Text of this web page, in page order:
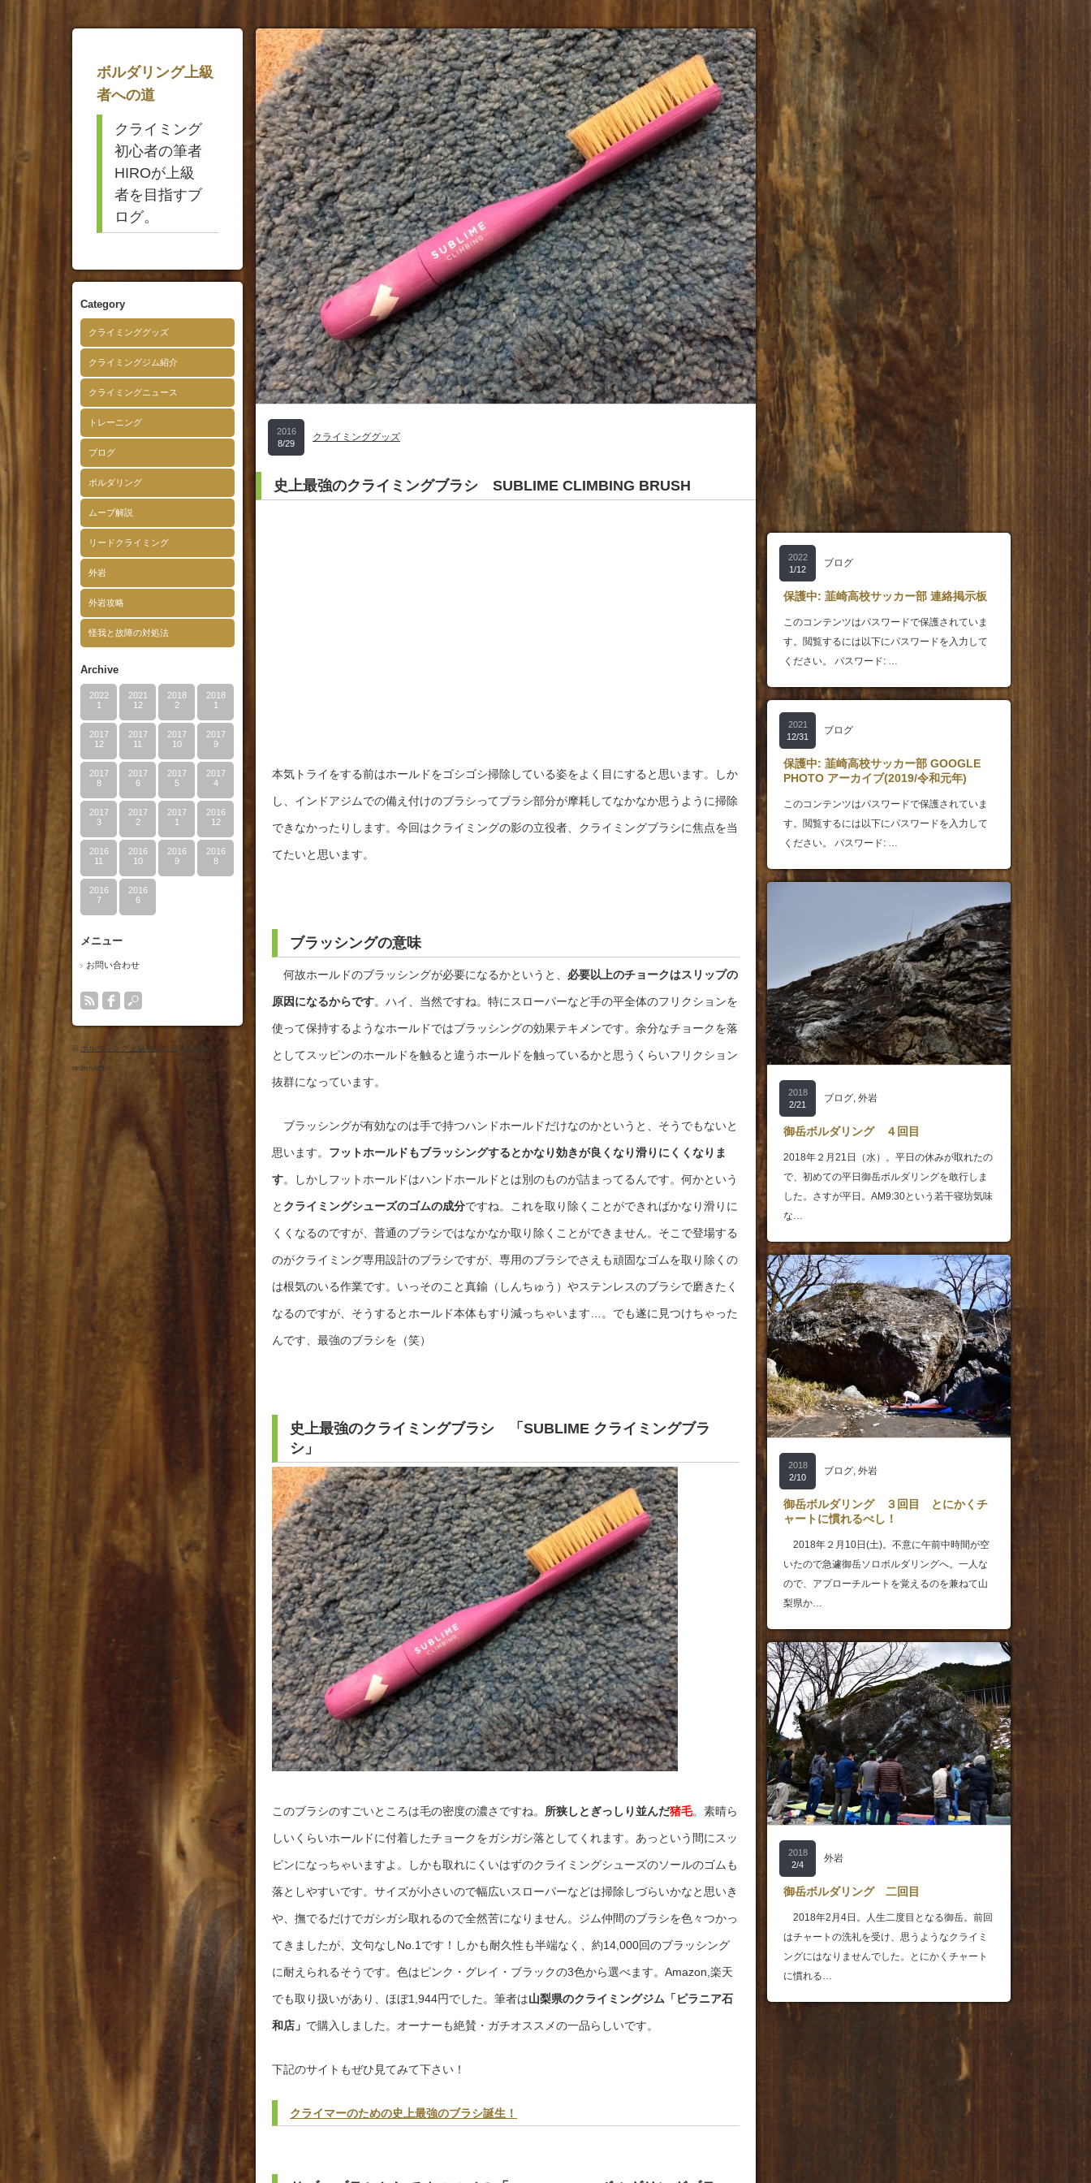
ボルダリング上級
者への道
クライミング
初心者の筆者
HIROが上級
者を目指すブ
ログ。
Category
クライミンググッズ
クライミングジム紹介
クライミングニュース
トレーニング
ブログ
ボルダリング
ムーブ解説
リードクライミング
外岩
外岩攻略
怪我と故障の対処法
Archive
2022
1
2021
12
2018
2
2018
1
2017
12
2017
11
2017
10
2017
9
2017
8
2017
6
2017
5
2017
4
2017
3
2017
2
2017
1
2016
12
2016
11
2016
10
2016
9
2016
8
2016
7
2016
6
メニュー
お問い合わせ
© ボルダリング上級者への道 All rights
reserved.
2016
8/29
クライミンググッズ
史上最強のクライミングブラシ SUBLIME CLIMBING BRUSH
本気トライをする前はホールドをゴシゴシ掃除している姿をよく目にすると思います。しか
し、インドアジムでの備え付けのブラシってブラシ部分が摩耗してなかなか思うように掃除
できなかったりします。今回はクライミングの影の立役者、クライミングブラシに焦点を当
てたいと思います。
ブラッシングの意味
何故ホールドのブラッシングが必要になるかというと、 必要以上のチョークはスリップの
原因になるからです。ハイ、当然ですね。特にスローパーなど手の平全体のフリクションを
使って保持するようなホールドではブラッシングの効果テキメンです。余分なチョークを落
としてスッピンのホールドを触ると違うホールドを触っているかと思うくらいフリクション
抜群になっています。
ブラッシングが有効なのは手で持つハンドホールドだけなのかというと、そうでもないと
思います。 フットホールドもブラッシングするとかなり効きが良くなり滑りにくくなりま
す。しかしフットホールドはハンドホールドとは別のものが詰まってるんです。何かという
と クライミングシューズのゴムの成分ですね。これを取り除くことができればかなり滑りに
くくなるのですが、普通のブラシではなかなか取り除くことができません。そこで登場する
のがクライミング専用設計のブラシですが、専用のブラシでさえも頑固なゴムを取り除くの
は根気のいる作業です。いっそのこと真鍮（しんちゅう）やステンレスのブラシで磨きたく
なるのですが、そうするとホールド本体もすり減っちゃいます…。でも遂に見つけちゃった
んです、最強のブラシを（笑）
史上最強のクライミングブラシ 「SUBLIME クライミングブラ
シ」
このブラシのすごいところは毛の密度の濃さですね。 所狭しとぎっしり並んだ猪毛。素晴ら
しいくらいホールドに付着したチョークをガシガシ落としてくれます。あっという間にスッ
ピンになっちゃいますよ。しかも取れにくいはずのクライミングシューズのソールのゴムも
落としやすいです。サイズが小さいので幅広いスローパーなどは掃除しづらいかなと思いき
や、撫でるだけでガシガシ取れるので全然苦になりません。ジム仲間のブラシを色々つかっ
てきましたが、文句なしNo.1です！しかも耐久性も半端なく、約14,000回のブラッシング
に耐えられるそうです。色はピンク・グレイ・ブラックの3色から選べます。Amazon,楽天
でも取り扱いがあり、ほぼ1,944円でした。筆者は山梨県のクライミングジム「ピラニア石
和店」 で購入しました。オーナーも絶賛・ガチオススメの一品らしいです。
下記のサイトもぜひ見てみて下さい！
クライマーのための史上最強のブラシ誕生！
2022
1/12
ブログ
保護中: 韮崎高校サッカー部 連絡掲示板
このコンテンツはパスワードで保護されていま
す。閲覧するには以下にパスワードを入力して
ください。 パスワード: …
2021
12/31
ブログ
保護中: 韮崎高校サッカー部 GOOGLE
PHOTO アーカイブ(2019/令和元年)
このコンテンツはパスワードで保護されていま
す。閲覧するには以下にパスワードを入力して
ください。 パスワード: …
2018
2/21
ブログ, 外岩
御岳ボルダリング ４回目
2018年２月21日（水）。平日の休みが取れたの
で、初めての平日御岳ボルダリングを敢行しま
した。さすが平日。AM9:30という若干寝坊気味
な…
2018
2/10
ブログ, 外岩
御岳ボルダリング ３回目 とにかくチ
ャートに慣れるべし！
2018年２月10日(土)。不意に午前中時間が空
いたので急遽御岳ソロボルダリングへ。一人な
ので、アプローチルートを覚えるのを兼ねて山
梨県か…
2018
2/4
外岩
御岳ボルダリング 二回目
2018年2月4日。人生二度目となる御岳。前回
はチャートの洗礼を受け、思うようなクライミ
ングにはなりませんでした。とにかくチャート
に慣れる…